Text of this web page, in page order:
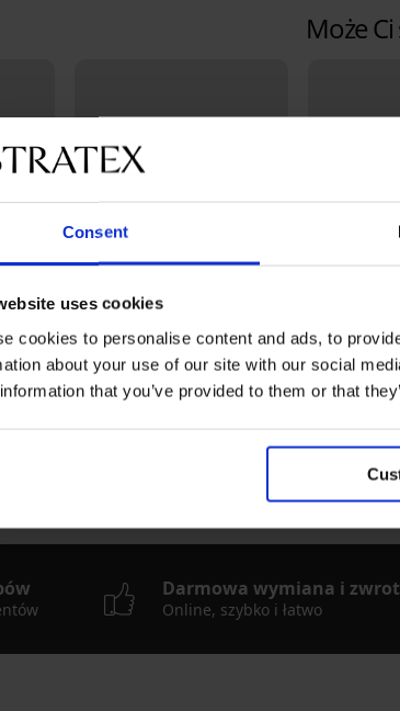
Consent
uses cookies
cookies to personalise content and ads, to
about your use of our site with our social
that you’ve provided to them or that
Może
4,9
-20% BRA20
4,9
Biustonosz nieusztywniany
Bestseller
Biustonosz
DIVA by IVA
184,99 zł
Darmowa wymiana i zwrot
Online, szybko i łatwo